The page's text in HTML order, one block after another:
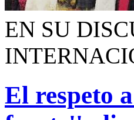
EN SU
El respeto